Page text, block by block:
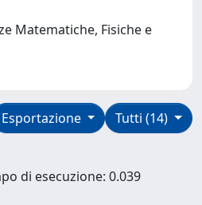
Matematiche, Fisiche e
Tutti (14)
Esportazione
di esecuzione: 0.039